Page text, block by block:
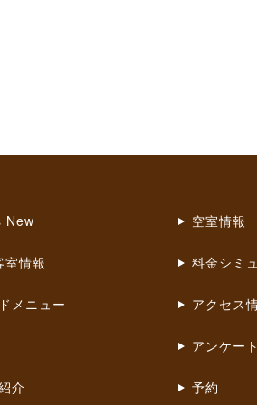
New 空室情報
室情報 料金シミ
メニュー アクセス
アンケート
介 予約